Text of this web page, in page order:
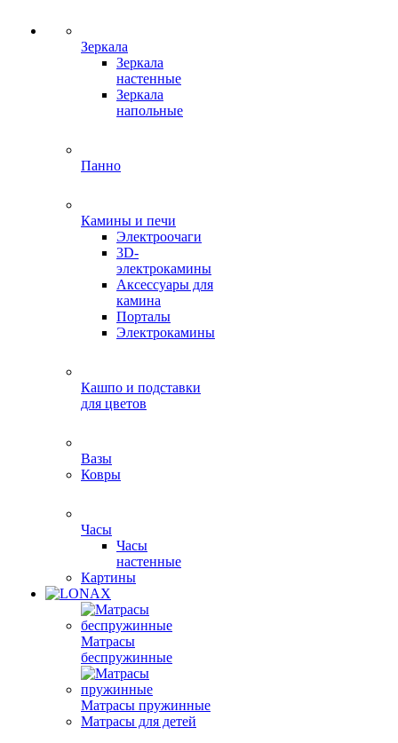
Зеркала
Зеркала
настенные
Зеркала
напольные
Панно
Камины и печи
Электроочаги
3D-
электрокамины
Аксессуары для
камина
Порталы
Электрокамины
Кашпо и подставки
для цветов
Вазы
Ковры
Часы
Часы
настенные
Картины
Матрасы
беспружинные
Матрасы пружинные
Матрасы для детей